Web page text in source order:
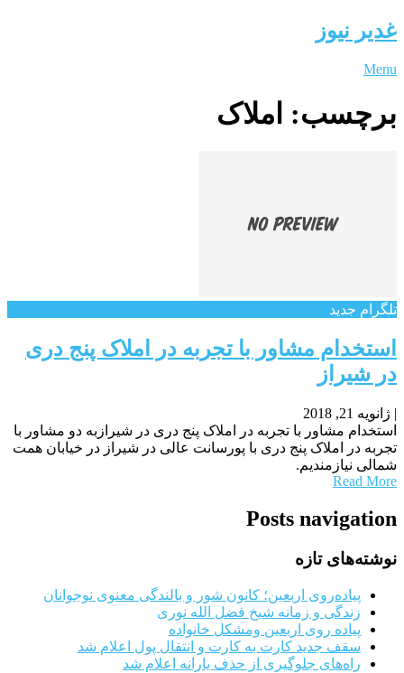
غدیر نیوز
Menu
برچسب: املاک
تلگرام جدید
استخدام مشاور با تجربه در املاک پنج دری
در شیراز
| ژانویه 21, 2018
استخدام مشاور با تجربه در املاک پنج دری در شیرازبه دو مشاور با
تجربه در املاک پنج دری با پورسانت عالی در شیراز در خیابان همت
شمالی نیازمندیم.
Read More
Posts navigation
نوشته‌های تازه
پیاده‌روی اربعین؛ کانون شور و بالندگی معنوی نوجوانان
زندگی و زمانه شیخ فضل الله نوری
پیاده روی اربعین ومشکل خانواده
سقف جدید کارت به کارت و انتقال پول اعلام شد
راه‌های جلوگیری از حذف یارانه اعلام شد